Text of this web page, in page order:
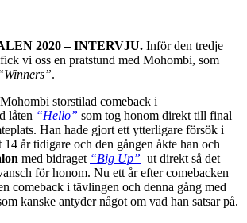
2020 – INTERVJU. Inför den tredje
vi oss en pratstund med Mohombi, som
.
storstilad comeback i
låten “Hello” som tog honom direkt till final
Han hade gjort ett ytterligare försök i
år tidigare och den gången åkte han och
med bidraget “Big Up” ut direkt så det
för honom. Nu ett år efter comebacken
comeback i tävlingen och denna gång med
kanske antyder något om vad han satsar på.